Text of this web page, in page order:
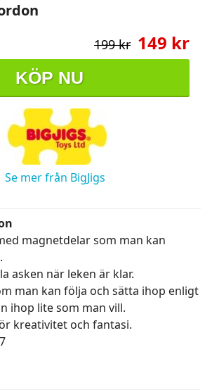
149 kr
199 kr
KÖP NU
Se mer från BigJigs
magnetdelar som man kan
asken när leken är klar.
man kan följa och sätta ihop enligt
ihop lite som man vill.
kreativitet och fantasi.